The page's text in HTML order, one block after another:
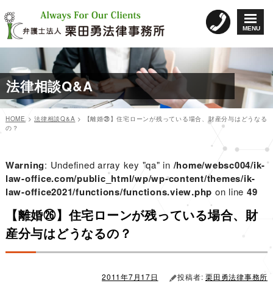
MENU
ン
テ
ン
へ
ス
キ
ッ
プ
法律相談Q&A
HOME >法律相談Q&A >
【離婚㉖】住宅ローンが残っている場合、財産分与はどうなる
の？
Warning: Undefined array key "qa" in /home/websc004/ik-
law-office.com/public_html/wp/wp-content/themes/ik-
law-office2021/functions/functions.view.php on line 49
【離婚㉖】住宅ローンが残っている場合、財
産分与はどうなるの？
2011年7月17日 投稿者:栗田勇法律事務所
リ
ー
稿
ナ
ビ
ゲ
ー
シ
ョ